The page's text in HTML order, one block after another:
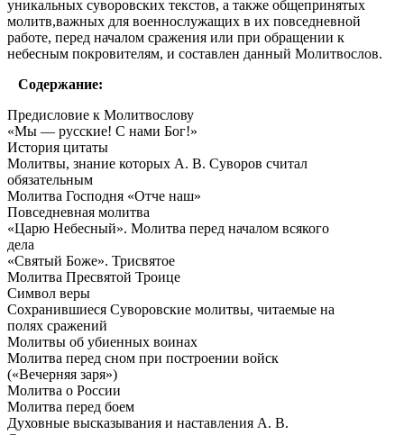
уникальных суворовских текстов, а также общепринятых
молитв,важных для военнослужащих в их повседневной
работе, перед началом сражения или при обращении к
небесным покровителям, и составлен данный Молитвослов.
Содержание:
Предисловие к Молитвослову
«Мы — русские! С нами Бог!»
История цитаты
Молитвы, знание которых А. В. Суворов считал
обязательным
Молитва Господня «Отче наш»
Повседневная молитва
«Царю Небесный». Молитва перед началом всякого
дела
«Святый Боже». Трисвятое
Молитва Пресвятой Троице
Символ веры
Сохранившиеся Суворовские молитвы, читаемые на
полях сражений
Молитвы об убиенных воинах
Молитва перед сном при построении войск
(«Вечерняя заря»)
Молитва о России
Молитва перед боем
Духовные высказывания и наставления А. В.